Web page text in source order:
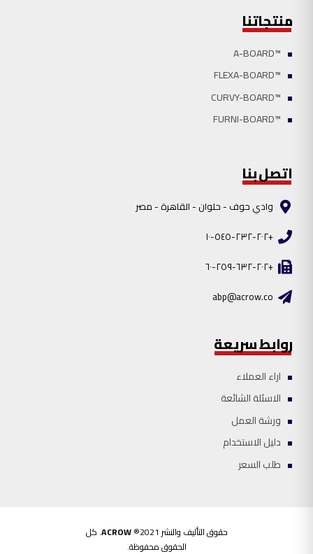
منتجاتنا
™A-BOARD
™FLEXA-BOARD
™CURVY-BOARD
™FURNI-BOARD
اتصل بنا
وادي حوف - حلوان - القاھرة - مصر
+٢٠٢-٢٣٢-٥٤٥-١٠
+٢٠٢-٦٣٢-٢٥٩-٦٠
abp@acrow.co
روابط سريعة
اراء العملاء
الاسئلة الشائعة
ورشة العمل
دليل الاستخدام
طلب السعر
حقوق التأليف والنشر ACROW®2021. كل
الحقوق محفوظة.